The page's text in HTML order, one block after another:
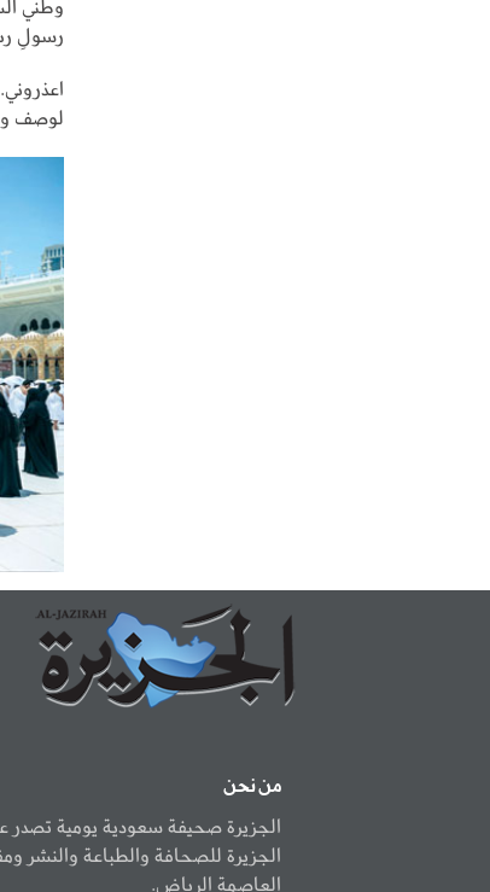
وطني
رسولِ
لوصف
من نحن
الجزيرة صحيفة سعودية يومية
الجزيرة للصحافة والطباعة والنشر
العاصمة الرياض.